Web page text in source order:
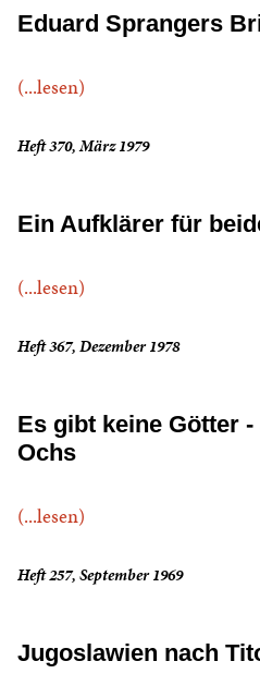
Eduard Sprangers
(...lesen)
Heft 370, März 1979
Ein Aufklärer für
(...lesen)
Heft 367, Dezember 1978
Es gibt keine Götter
Ochs
(...lesen)
Heft 257, September 1969
Jugoslawien nach